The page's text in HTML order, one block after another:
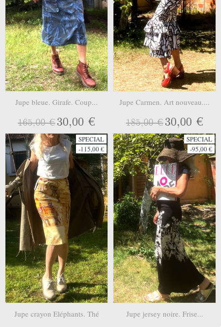
Jupe bleue. Girafe. Coup...
165,00 €30,00 €
Jupe Carmen. Art nouveau....
185,00 €30,00 €
SPECIAL
-115,00 €
Jupe crayon Eléphants. Thé
SPECIAL
-95,00 €
Jupe jersey noire. Frise...